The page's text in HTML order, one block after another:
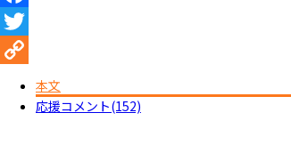
Facebook
Twitter
Link
本文
応援コメント(152)